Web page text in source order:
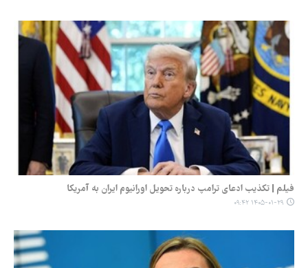
فیلم | تکذیب ادعای ترامپ درباره تحویل اورانیوم ایران به آمریکا
۱۴۰۵-۰۱-۲۹ ۰۹:۴۲